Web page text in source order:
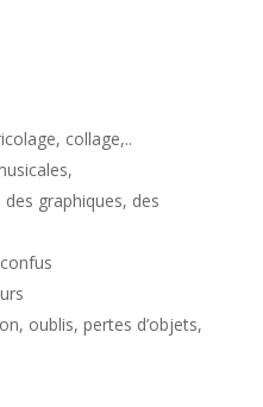
collage,..
graphiques, des
oublis, pertes d’objets,